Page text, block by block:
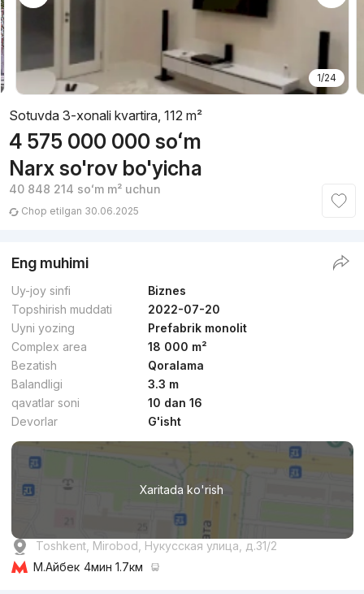
1/24
Sotuvda 3-xonali kvartira, 112 m²
4 575 000 000 soʻm
Narx so'rov bo'yicha
40 848 214 soʻmm² uchun
Chop etilgan 30.06.2025
Eng muhimi
Uy-joy sinfi
Biznes
Topshirish muddati
2022-07-20
Uyni yozing
Prefabrik monolit
Complex area
18 000 m²
Bezatish
Qoralama
Balandligi
3.3 m
qavatlar soni
10 dan 16
Devorlar
G'isht
Xaritada ko'rish
Toshkent, Mirobod, Нукусская улица, д.31/2
М.Айбек 4мин 1.7км